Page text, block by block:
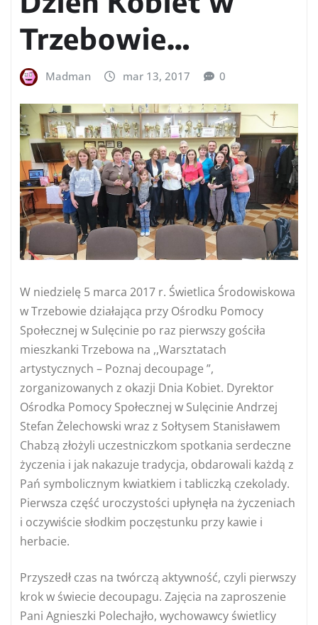
Trzebowie…
Madman mar 13, 2017 0
W niedzielę 5 marca 2017 r. Świetlica Środowiskowa
w Trzebowie działająca przy Ośrodku Pomocy
Społecznej w Sulęcinie po raz pierwszy gościła
mieszkanki Trzebowa na ,,Warsztatach
artystycznych – Poznaj decoupage ”,
zorganizowanych z okazji Dnia Kobiet. Dyrektor
Ośrodka Pomocy Społecznej w Sulęcinie Andrzej
Stefan Żelechowski wraz z Sołtysem Stanisławem
Chabzą złożyli uczestniczkom spotkania serdeczne
życzenia i jak nakazuje tradycja, obdarowali każdą z
Pań symbolicznym kwiatkiem i tabliczką czekolady.
Pierwsza część uroczystości upłynęła na życzeniach
i oczywiście słodkim poczęstunku przy kawie i
herbacie.
Przyszedł czas na twórczą aktywność, czyli pierwszy
krok w świecie decoupagu. Zajęcia na zaproszenie
Pani Agnieszki Polechajło, wychowawcy świetlicy